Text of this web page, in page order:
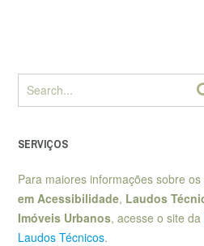
SERVIÇOS
Para maiores informações sobre
em Acessibilidade, Laudos
Imóveis Urbanos, acesse o site da
Laudos Técnicos.